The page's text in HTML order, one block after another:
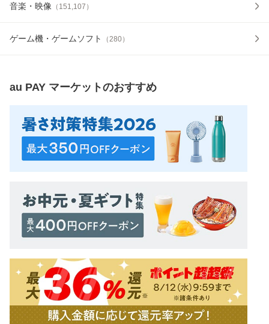
音楽・映像 （ 151,107 ）
ゲーム機・ゲームソフト （280）
au PAY マーケットのおすすめ